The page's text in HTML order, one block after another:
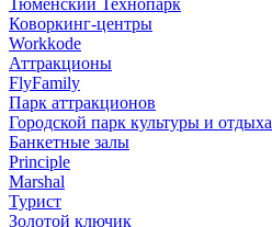
Тюменский Технопарк
Коворкинг-центры
Workkode
Аттракционы
FlyFamily
Парк аттракционов
Городской парк культуры и отдыха
Банкетные залы
Principle
Marshal
Турист
Золотой ключик